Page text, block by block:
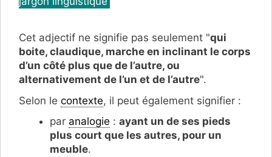
Cet adjectif ne signifie pas seulement "qui
boite, claudique, marche en inclinant le corps
d’un côté plus que de l’autre, ou
alternativement de l’un et de l’autre".
Selon le contexte, il peut également signifier :
par analogie : ayant un de ses pieds
plus court que les autres, pour un
meuble.